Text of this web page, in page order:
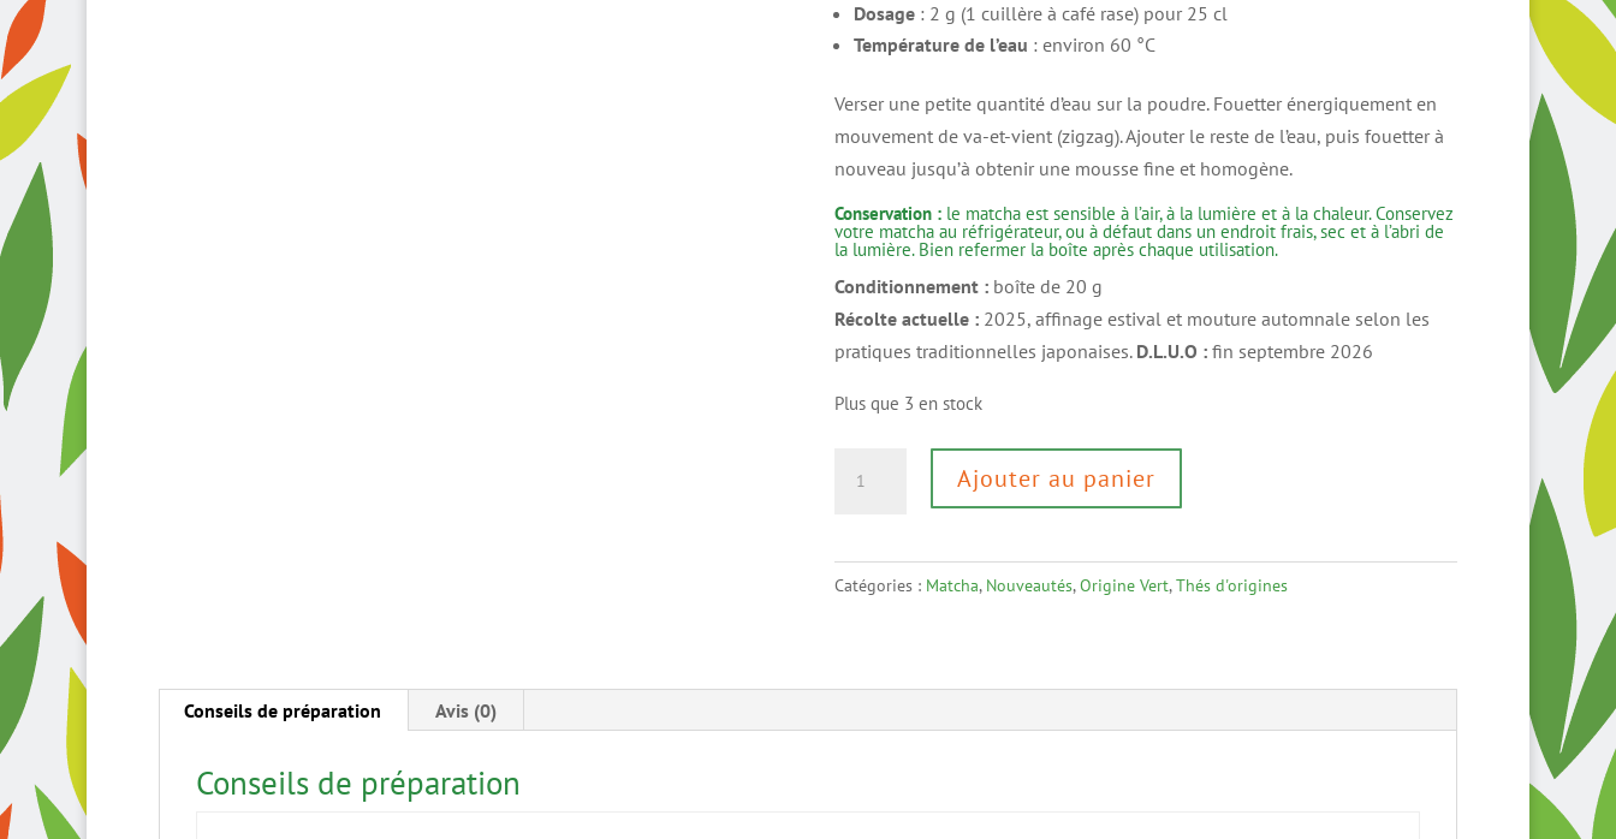
Dosage: 2 g (1 cuillère à café rase) pour 25 cl
Température de l’eau : environ 60 °C
Verser une petite quantité d’eau sur la poudre. Fouetter énergiquement en
mouvement de va-et-vient (zigzag). Ajouter le reste de l’eau, puis fouetter à
nouveau jusqu’à obtenir une mousse fine et homogène.
Conservation :le matcha est sensible à l’air, à la lumière et à la chaleur. Conservez
votre matcha au réfrigérateur, ou à défaut dans un endroit frais, sec et à l’abri de
la lumière. Bien refermer la boîte après chaque utilisation.
Conditionnement :boîte de 20 g
Récolte actuelle :2025, affinage estival et mouture automnale selon les
pratiques traditionnelles japonaises. D.L.U.O :fin septembre 2026
Plus que 3 en stock
Saemidori
BIO
manuelle
Ajouter au panier
Catégories : Matcha, Nouveautés,Origine Vert,Thés d'origines
Conseils de préparation Avis (0)
Conseils de préparation